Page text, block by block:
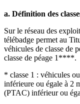
a. Définition des
Sur le réseau des
télébadge permet au
véhicules de classe de
classe de péage 1****.
* classe 1 : véhicules
inférieure ou égale à 2
(PTAC) inférieur ou